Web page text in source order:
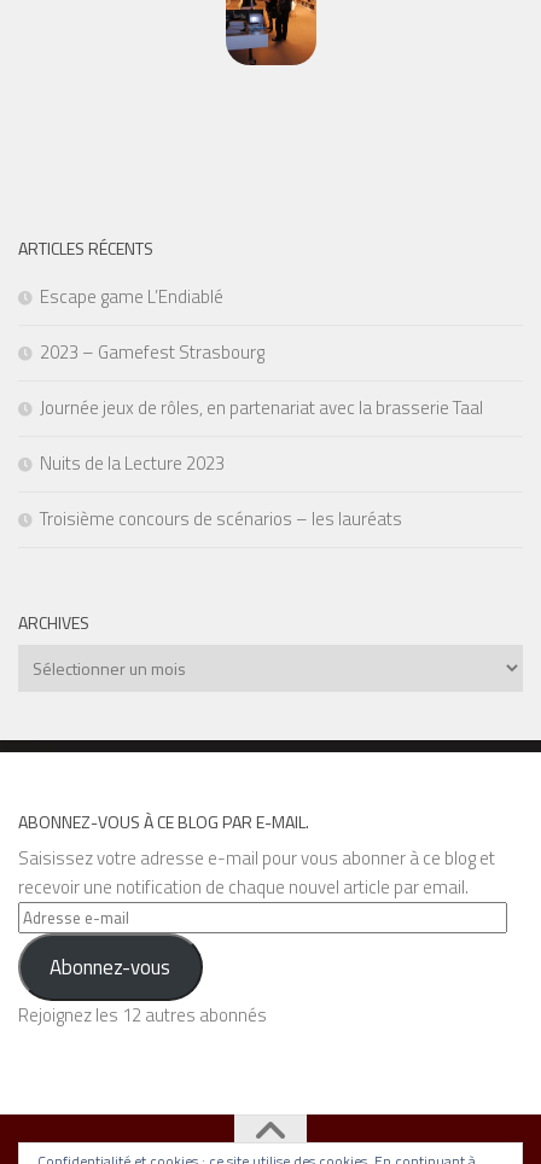
ARTICLES RÉCENTS
Escape game L’Endiablé
2023 – Gamefest Strasbourg
Journée jeux de rôles, en partenariat avec la brasserie Taal
Nuits de la Lecture 2023
Troisième concours de scénarios – les lauréats
ARCHIVES
Archives
ABONNEZ-VOUS À CE BLOG PAR E-MAIL.
Saisissez votre adresse e-mail pour vous abonner à ce blog et
recevoir une notification de chaque nouvel article par email.
Adresse
e-
mail Abonnez-vous
Rejoignez les 12 autres abonnés